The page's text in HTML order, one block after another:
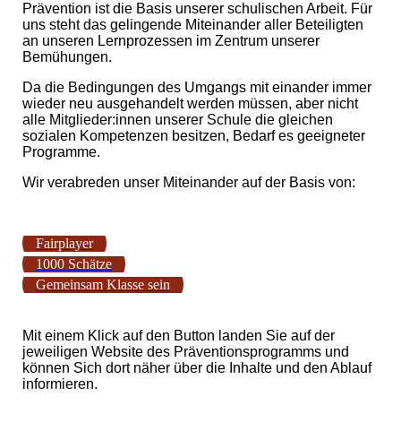
Prävention ist die Basis unserer schulischen Arbeit. Für
uns steht das gelingende Miteinander aller Beteiligten
an unseren Lernprozessen im Zentrum unserer
Bemühungen.
Da die Bedingungen des Umgangs mit einander immer
wieder neu ausgehandelt werden müssen, aber nicht
alle Mitglieder:innen unserer Schule die gleichen
sozialen Kompetenzen besitzen, Bedarf es geeigneter
Programme.
Wir verabreden unser Miteinander auf der Basis von:
Fairplayer
1000 Schätze
Gemeinsam Klasse sein
Mit einem Klick auf den Button landen Sie auf der
jeweiligen Website des Präventionsprogramms und
können Sich dort näher über die Inhalte und den Ablauf
informieren.